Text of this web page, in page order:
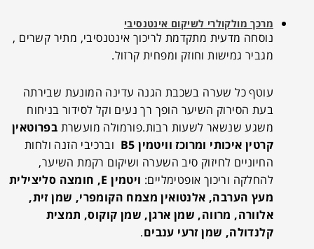
מרכך מולקולרי לשיקום אינטנסיבי
נוסחה מדעית מתקדמת לריכוך אינטנסיבי, מתיר קשרים ,
מגביר גמישות וחוזק ומפחית קרזול.
עוטף כל שערה בשכבת הגנה עדינה המונעת שבירתה
בעת הסירוק השיער הופך רך נעים וקל לסידור בניחוח
משגע שנשאר לשעות רבות.פורמולה מועשרת בפרוטאין
קרטין איכותי ומרוכז וויטמין B5 וברכיבי הזנה ולחות
החיוניים לחיזוק סיב השערה ושיקום רקמת השיער,
להחלקה וריכוך אופטימליים: ויטמין E, חומצה סליצילית
מעץ הערבה, אלנטואין מצמח הקומפרי, שמן זית,
אלוורה, מרווה, שמן ארגן, שמן קוקוס, תמצית
קלנדולה, שמן זרעי ענבים.